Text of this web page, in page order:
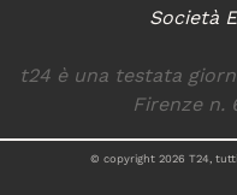
Società
t24 è una testata
Firenze n.
© copyright 2026 T24,